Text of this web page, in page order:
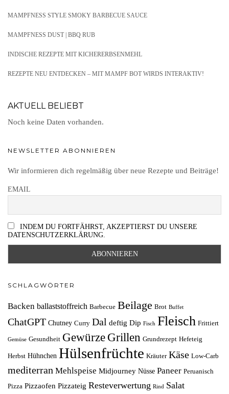
MAMPFNESS STYLE SMOKY BARBECUE SAUCE
MAMPFNESS DUST | BBQ RUB
INDISCHE REZEPTE MIT KICHERERBSENMEHL
REZEPTE NEU ENTDECKEN – MIT MAMPF BOT WIRDS INTERAKTIV!
AKTUELL BELIEBT
Noch keine Daten vorhanden.
NEWSLETTER ABONNIEREN
Wir informieren dich regelmäßig über neue Rezepte und Beiträge!
EMAIL
INDEM DU FORTFÄHRST, AKZEPTIERST DU UNSERE
DATENSCHUTZERKLÄRUNG.
SCHLAGWÖRTER
Backen ballaststoffreich Barbecue Beilage Brot Buffet
ChatGPT Chutney Curry Dal deftig Dip Fisch Fleisch Frittiert
Gemüse Gesundheit Gewürze Grillen Grundrezept Hefeteig
Herbst Hühnchen Hülsenfrüchte Kräuter Käse Low-Carb
mediterran Mehlspeise Midjourney Nüsse Paneer Peruanisch
Pizza Pizzaofen Pizzateig Resteverwertung Rind Salat